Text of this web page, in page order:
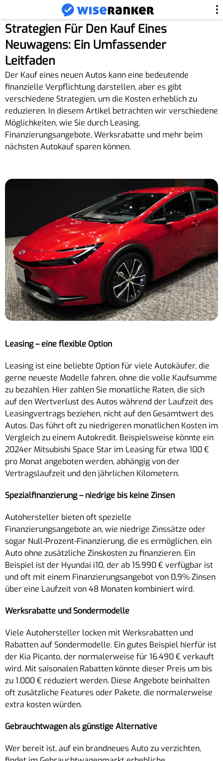
Strategien Für Den Kauf Eines
Neuwagens: Ein Umfassender
Leitfaden
Der Kauf eines neuen Autos kann eine bedeutende
finanzielle Verpflichtung darstellen, aber es gibt
verschiedene Strategien, um die Kosten erheblich zu
reduzieren. In diesem Artikel betrachten wir verschiedene
Möglichkeiten, wie Sie durch Leasing,
Finanzierungsangebote, Werksrabatte und mehr beim
nächsten Autokauf sparen können.
Leasing – eine flexible Option
Leasing ist eine beliebte Option für viele Autokäufer, die
gerne neueste Modelle fahren, ohne die volle Kaufsumme
zu bezahlen. Hier zahlen Sie monatliche Raten, die sich
auf den Wertverlust des Autos während der Laufzeit des
Leasingvertrags beziehen, nicht auf den Gesamtwert des
Autos. Das führt oft zu niedrigeren monatlichen Kosten im
Vergleich zu einem Autokredit. Beispielsweise könnte ein
2024er Mitsubishi Space Star im Leasing für etwa 100 €
pro Monat angeboten werden, abhängig von der
Vertragslaufzeit und den jährlichen Kilometern.
Spezialfinanzierung – niedrige bis keine Zinsen
Autohersteller bieten oft spezielle
Finanzierungsangebote an, wie niedrige Zinssätze oder
sogar Null-Prozent-Finanzierung, die es ermöglichen, ein
Auto ohne zusätzliche Zinskosten zu finanzieren. Ein
Beispiel ist der Hyundai i10, der ab 15.990 € verfügbar ist
und oft mit einem Finanzierungsangebot von 0,9% Zinsen
über eine Laufzeit von 48 Monaten kombiniert wird.
Werksrabatte und Sondermodelle
Viele Autohersteller locken mit Werksrabatten und
Rabatten auf Sondermodelle. Ein gutes Beispiel hierfür ist
der Kia Picanto, der normalerweise für 16.490 € verkauft
wird. Mit saisonalen Rabatten könnte dieser Preis um bis
zu 1.000 € reduziert werden. Diese Angebote beinhalten
oft zusätzliche Features oder Pakete, die normalerweise
extra kosten würden.
Gebrauchtwagen als günstige Alternative
Wer bereit ist, auf ein brandneues Auto zu verzichten,